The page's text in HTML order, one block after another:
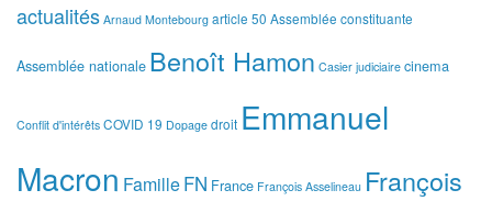
actualités Arnaud Montebourg article 50 Assemblée constituante
Assemblée nationale Benoît Hamon Casier judiciaire cinema
Conflit d'intérêts COVID 19 Dopage droit Emmanuel
Macron FamilleFN France François Asselineau François